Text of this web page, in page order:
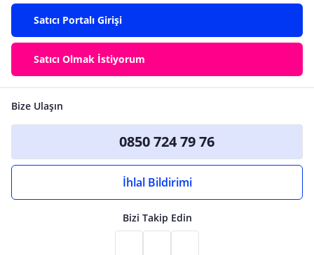
Satıcı Portalı Girişi
Satıcı Olmak İstiyorum
Bize Ulaşın
0850 724 79 76
İhlal Bildirimi
Bizi Takip Edin